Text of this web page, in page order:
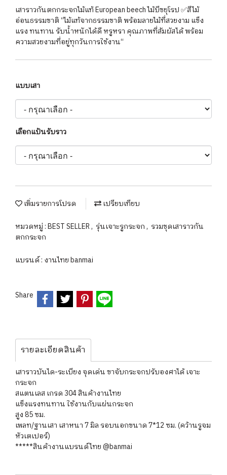
เสาราวกันตกกระจกไม้แท้ European beech ไม้บีชยุโรป ✅สีไม้
อ่อนธรรมชาติ “ไม้แท้จากธรรมชาติ พร้อมลายไม้ที่สวยงาม แข็ง
แรง ทนทาน รับน้ำหนักได้ดี หรูหรา คุณภาพที่สัมผัสได้ พร้อม
ความสวยงามที่อยู่ทุกวันการใช้งาน“
แบบเสา
เลือกแป้นรับราว
เพิ่มรายการโปรด
เปรียบเทียบ
หมวดหมู่ :BEST SELLER, รุ่นเจาะรูกระจก, รวมชุดเสาราวกัน
ตกกระจก
แบรนด์ : งานไทย banmai
Share
รายละเอียดสินค้า
เสาราวบันได-ระเบียง จุดเด่น ขาจับกระจกปรับองศาได้ เจาะ
กระจก
สแตนเลส เกรด 304 สินค้างานไทย
แข็งแรงทนทาน ใช้งานกับแผ่นกระจก
สูง 85 ซม.
เพลท/ฐานเสา เสาหนา 7 มิล รอบนอกขนาด 7*12 ซม. (คว้านรูจม
หัวเตเปอร์)
*****สินค้างานแบรนด์ไทย @banmai